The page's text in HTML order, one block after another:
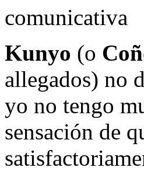
Kunyo (o
allegados) no
yo no tengo
sensación de